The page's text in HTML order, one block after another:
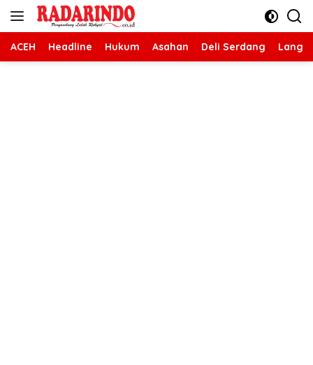
Langsung
ACEH Headline Hukum Asahan Deli Serdang